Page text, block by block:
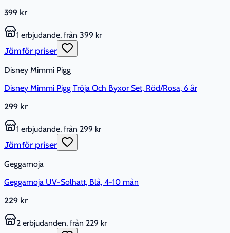
399 kr
1 erbjudande, från 399 kr
Jämför priser
Disney Mimmi Pigg
Disney Mimmi Pigg Tröja Och Byxor Set, Röd/Rosa, 6 år
299 kr
1 erbjudande, från 299 kr
Jämför priser
Geggamoja
Geggamoja UV-Solhatt, Blå, 4-10 mån
229 kr
2 erbjudanden, från 229 kr